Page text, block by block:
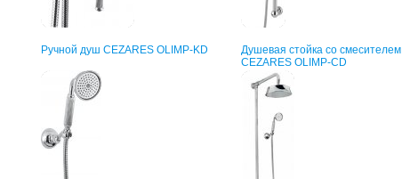
Ручной душ CEZARES OLIMP-KD
Душевая стойка со смесителем
CEZARES OLIMP-CD